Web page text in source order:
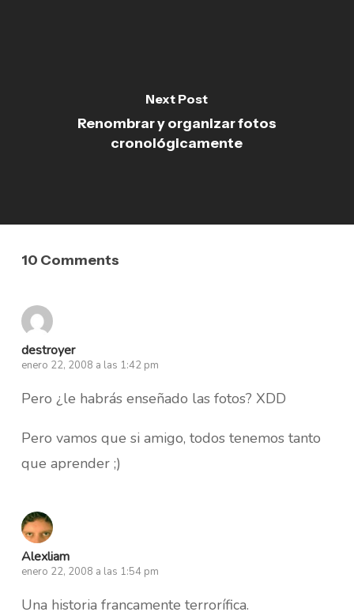
Next Post
Renombrar y organizar fotos
cronológicamente
10 Comments
destroyer
enero 22, 2008 a las 1:42 pm
Pero ¿le habrás enseñado las fotos? XDD
Pero vamos que si amigo, todos tenemos tanto
que aprender ;)
Alexliam
enero 22, 2008 a las 1:54 pm
Una historia francamente terrorífica.